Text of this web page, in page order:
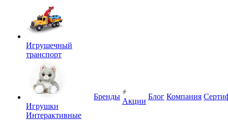
Игрушечный
транспорт
Игрушки
Интерактивные
Бренды
Акции
Блог Компания